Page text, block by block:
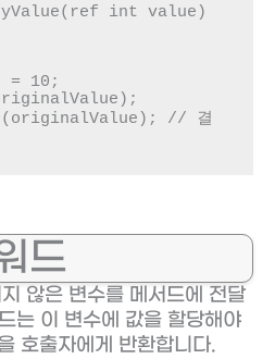
int value)
= 10;
// 결
드
않은 변수를 메서드에 전달
는 이 변수에 값을 할당해야
호출자에게 반환합니다.